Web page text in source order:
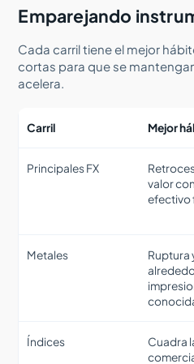
Emparejando
Cada carril tiene el mejor
cortas para que se
acelera.
Carril Mejor
Principales FX
valor
efectivo
Metales
Ruptura
Índices
Cuadra